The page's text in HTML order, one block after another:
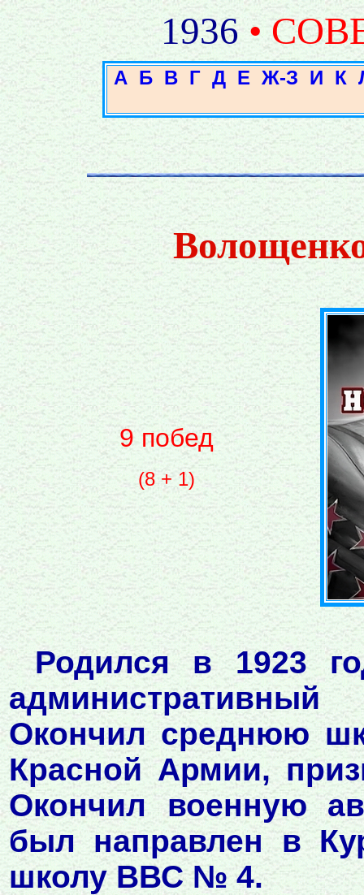
1936 •
А Б В Г Д Е Ж-З И К
9 побед
(8 + 1)
Родился в 1923
Окончил среднюю
Красной Армии,
Окончил военную
был направлен в
школу ВВС № 4.